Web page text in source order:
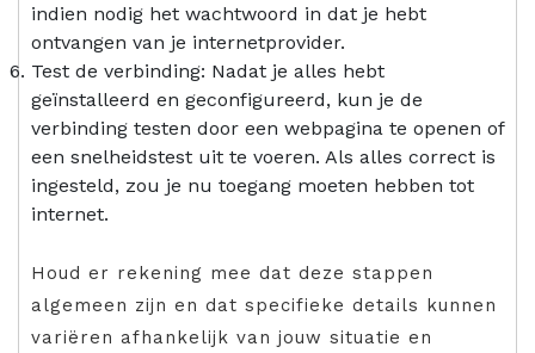
indien nodig het wachtwoord in dat je hebt
ontvangen van je internetprovider.
Test de verbinding: Nadat je alles hebt
geïnstalleerd en geconfigureerd, kun je de
verbinding testen door een webpagina te openen of
een snelheidstest uit te voeren. Als alles correct is
ingesteld, zou je nu toegang moeten hebben tot
internet.
Houd er rekening mee dat deze stappen
algemeen zijn en dat specifieke details kunnen
variëren afhankelijk van jouw situatie en